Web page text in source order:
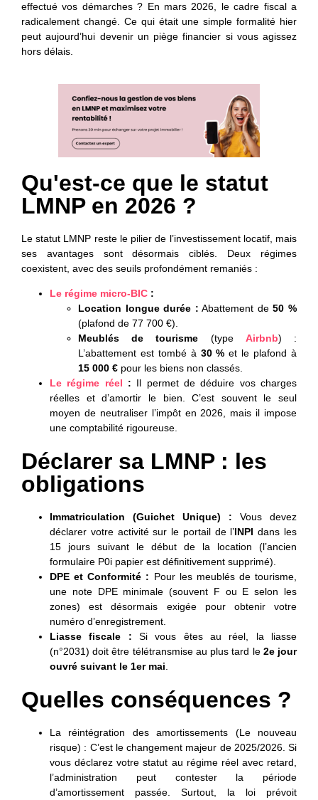
effectué vos démarches ? En mars 2026, le cadre fiscal a
radicalement changé. Ce qui était une simple formalité hier
peut aujourd’hui devenir un piège financier si vous agissez
hors délais.
Qu'est-ce que le statut
LMNP en 2026 ?
Le statut LMNP reste le pilier de l’investissement locatif, mais
ses avantages sont désormais ciblés. Deux régimes
coexistent, avec des seuils profondément remaniés :
Le régime micro-BIC :
Location longue durée : Abattement de50 %
(plafond de 77 700 €).
Meublés de tourisme (type Airbnb) :
L’abattement est tombé à 30 % et le plafond à
15 000 € pour les biens non classés.
Le régime réel : Il permet de déduire vos charges
réelles et d’amortir le bien. C’est souvent le seul
moyen de neutraliser l’impôt en 2026, mais il impose
une comptabilité rigoureuse.
Déclarer sa LMNP : les
obligations
Immatriculation (Guichet Unique) : Vous devez
déclarer votre activité sur le portail de l’INPI dans les
15 jours suivant le début de la location (l’ancien
formulaire P0i papier est définitivement supprimé).
DPE et Conformité : Pour les meublés de tourisme,
une note DPE minimale (souvent F ou E selon les
zones) est désormais exigée pour obtenir votre
numéro d’enregistrement.
Liasse fiscale : Si vous êtes au réel, la liasse
(n°2031) doit être télétransmise au plus tard le 2e jour
ouvré suivant le 1er mai
Quelles conséquences ?
La réintégration des amortissements (Le nouveau
risque) : C’est le changement majeur de 2025/2026. Si
vous déclarez votre statut au régime réel avec retard,
l’administration peut contester la période
d’amortissement passée. Surtout, la loi prévoit